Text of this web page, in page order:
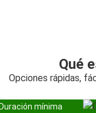
Qué
Opciones rápidas,
mínima